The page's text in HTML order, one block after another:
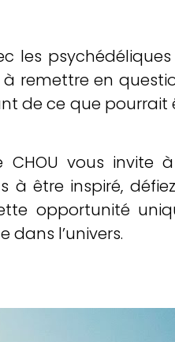
les
remettre en
de ce que pourrait
vous invite
à être inspiré,
opportunité
l’univers.